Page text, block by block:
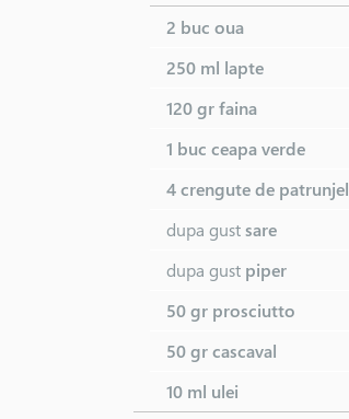
2 buc oua
250 ml lapte
120 grfaina
1 buc ceapa verde
4 crengute de patrunjel
dupa gustsare
dupa gust piper
50 gr prosciutto
50 grcascaval
10 ml ulei